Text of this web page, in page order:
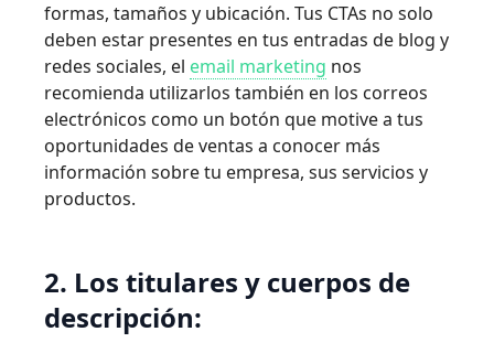
formas, tamaños y ubicación. Tus CTAs no solo
deben estar presentes en tus entradas de blog y
redes sociales, el email marketing nos
recomienda utilizarlos también en los correos
electrónicos como un botón que motive a tus
oportunidades de ventas a conocer más
información sobre tu empresa, sus servicios y
productos.
2. Los titulares y cuerpos de
descripción: